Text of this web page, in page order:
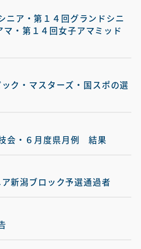
ニア・第１４回グランドシニ
マ・第１４回女子アマミッド
ク・マスターズ・国スポの選
会・６月度県月例　結果
新潟ブロック予選通過者